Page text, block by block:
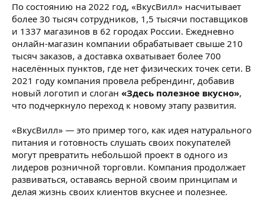
По состоянию на 2022 год, «ВкусВилл» насчитывает
более 30 тысяч сотрудников, 1,5 тысячи поставщиков
и 1337 магазинов в 62 городах России. Ежедневно
онлайн-магазин компании обрабатывает свыше 210
тысяч заказов, а доставка охватывает более 700
населённых пунктов, где нет физических точек сети. В
2021 году компания провела ребрендинг, добавив
новый логотип и слоган «Здесь полезное вкусно»,
что подчеркнуло переход к новому этапу развития.
«ВкусВилл» — это пример того, как идея натурального
питания и готовность слушать своих покупателей
могут превратить небольшой проект в одного из
лидеров розничной торговли. Компания продолжает
развиваться, оставаясь верной своим принципам и
делая жизнь своих клиентов вкуснее и полезнее.